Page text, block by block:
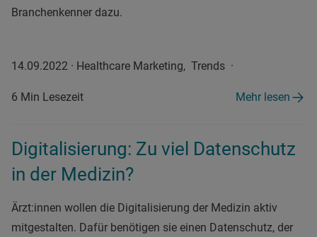
Branchenkenner dazu.
14.09.2022 · Healthcare Marketing, Trends ·
6 Min Lesezeit Mehr lesen
Digitalisierung: Zu viel Datenschutz
in der Medizin?
Ärzt:innen wollen die Digitalisierung der Medizin aktiv
mitgestalten. Dafür benötigen sie einen Datenschutz, der